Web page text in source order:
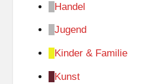
Handel
Jugend
Kinder & Familie
Kunst